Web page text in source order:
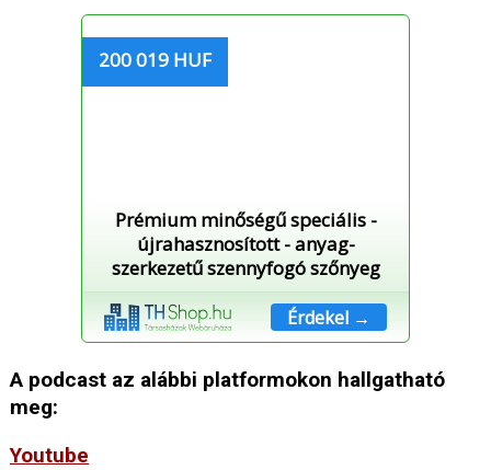
200 019 HUF
Prémium minőségű speciális -
újrahasznosított - anyag-
szerkezetű szennyfogó szőnyeg
Érdekel →
A podcast az alábbi platformokon hallgatható
meg:
Youtube